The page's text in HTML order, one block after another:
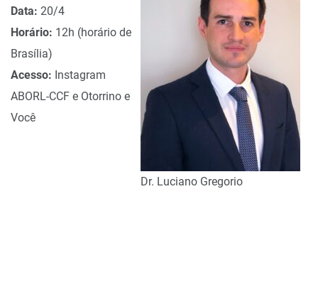
Dr. Luciano Gregorio
Data: 20/4
Horário: 12h (horário de
Brasília)
Acesso: Instagram
ABORL-CCF e Otorrino e
Você